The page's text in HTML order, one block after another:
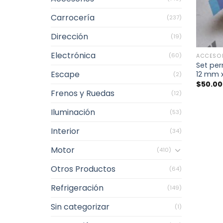
Carrocería (237)
Dirección (19)
Electrónica (60)
Escape (2)
Frenos y Ruedas (12)
Iluminación (53)
Interior (34)
Motor (410)
Otros Productos (64)
Refrigeración (149)
Sin categorizar (1)
Set
12 mm
$